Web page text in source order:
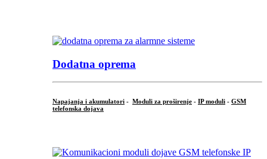
Dodatna oprema
Napajanja i akumulatori - Moduli za proširenje - IP moduli - GSM
telefonska dojava